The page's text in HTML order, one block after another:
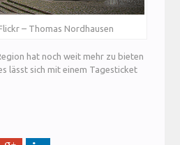
– Thomas Nordhausen
hat noch weit mehr zu bieten
lässt sich mit einem Tagesticket